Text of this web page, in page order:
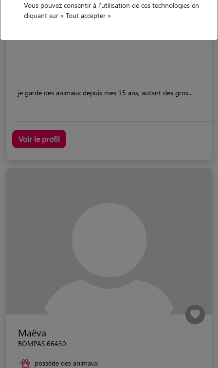
Mel
je garde des animaux depuis mes 15 ans, autant des gros...
Voir le profil
Maëva
BOMPAS 66430
possède des animaux
Vous pouvez consentir à l'utilisation de ces technologies en
cliquant sur « Tout accepter »